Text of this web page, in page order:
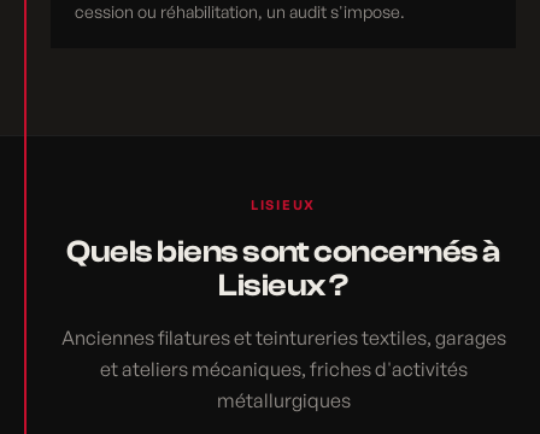
cession ou réhabilitation, un audit s'impose.
LISIEUX
Quels biens sont concernés à
Lisieux ?
Anciennes filatures et teintureries textiles, garages
et ateliers mécaniques, friches d'activités
métallurgiques